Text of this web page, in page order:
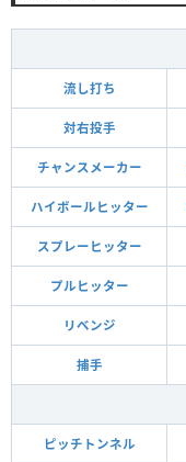
流し打ち
対右投手
チャンスメーカー
ハイボールヒッター
スプレーヒッター
プルヒッター
リベンジ
捕手
ピッチトンネル